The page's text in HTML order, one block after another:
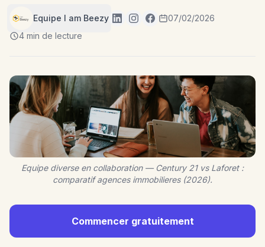
Equipe I am Beezy
07/02/2026
4 min de lecture
Equipe diverse en collaboration — Century 21 vs Laforet :
comparatif agences immobilieres (2026).
Commencer gratuitement